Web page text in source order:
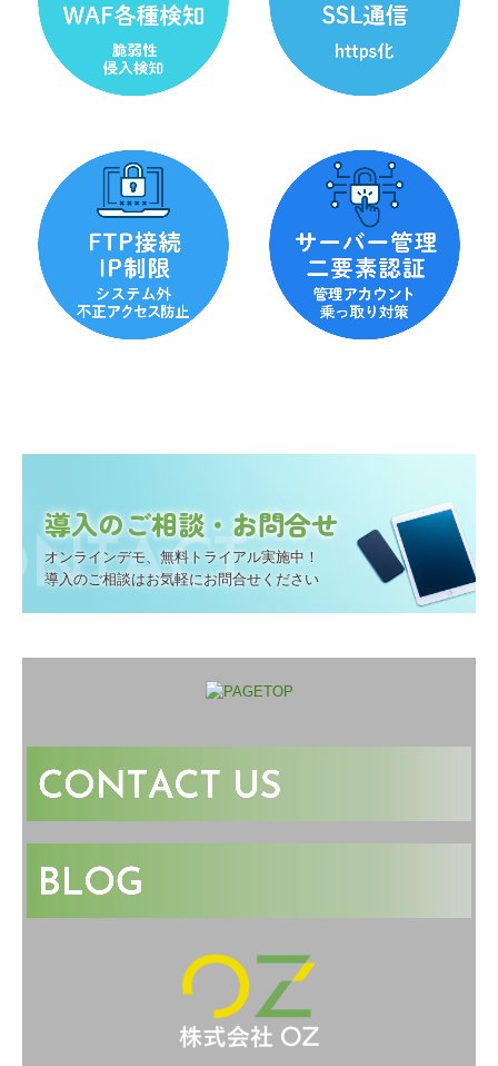
導入のご相談・お問合せ
オンラインデモ、無料トライアル実施中！
導入のご相談はお気軽にお問合せください